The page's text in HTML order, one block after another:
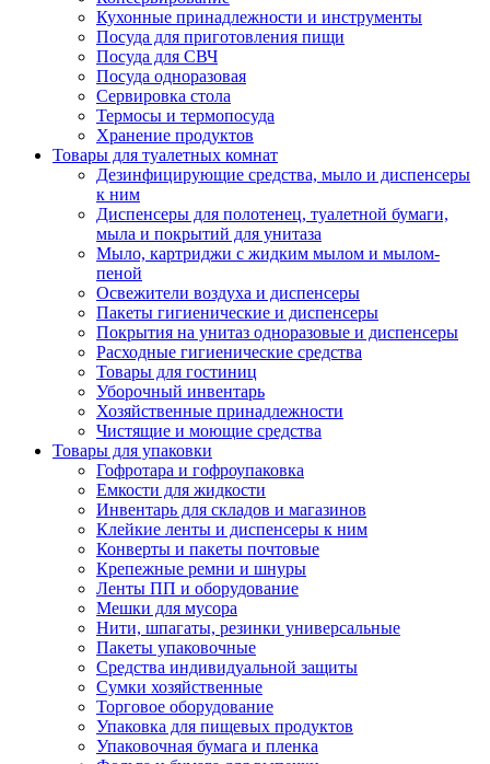
Кухонные принадлежности и инструменты
Посуда для приготовления пищи
Посуда для СВЧ
Посуда одноразовая
Сервировка стола
Термосы и термопосуда
Хранение продуктов
Товары для туалетных комнат
Дезинфицирующие средства, мыло и диспенсеры
к ним
Диспенсеры для полотенец, туалетной бумаги,
мыла и покрытий для унитаза
Мыло, картриджи с жидким мылом и мылом-
пеной
Освежители воздуха и диспенсеры
Пакеты гигиенические и диспенсеры
Покрытия на унитаз одноразовые и диспенсеры
Расходные гигиенические средства
Товары для гостиниц
Уборочный инвентарь
Хозяйственные принадлежности
Чистящие и моющие средства
Товары для упаковки
Гофротара и гофроупаковка
Емкости для жидкости
Инвентарь для складов и магазинов
Клейкие ленты и диспенсеры к ним
Конверты и пакеты почтовые
Крепежные ремни и шнуры
Ленты ПП и оборудование
Мешки для мусора
Нити, шпагаты, резинки универсальные
Пакеты упаковочные
Средства индивидуальной защиты
Сумки хозяйственные
Торговое оборудование
Упаковка для пищевых продуктов
Упаковочная бумага и пленка